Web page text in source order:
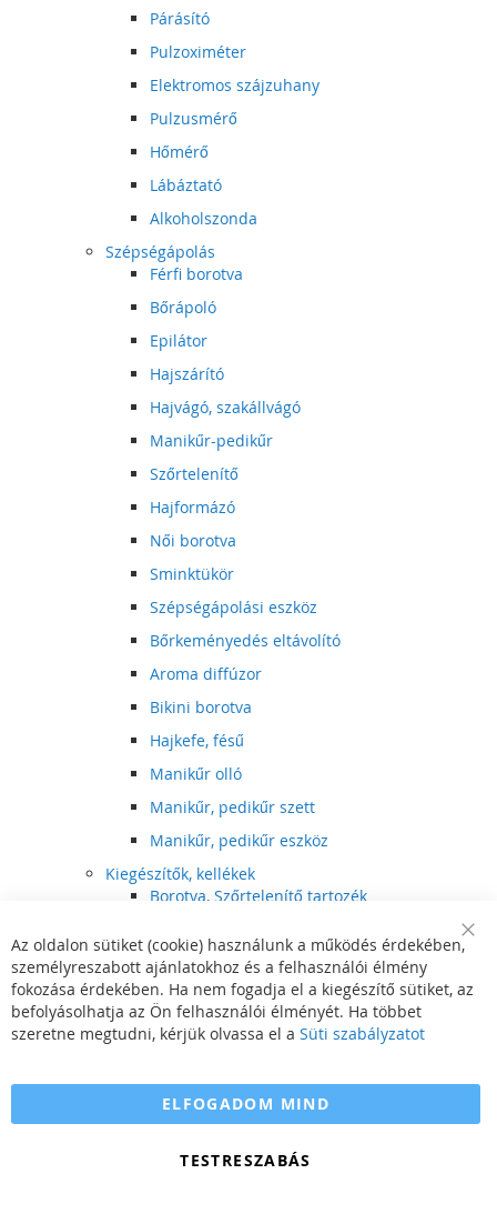
Párásító
Pulzoximéter
Elektromos szájzuhany
Pulzusmérő
Hőmérő
Lábáztató
Alkoholszonda
Szépségápolás
Férfi borotva
Bőrápoló
Epilátor
Hajszárító
Hajvágó, szakállvágó
Manikűr-pedikűr
Szőrtelenítő
Hajformázó
Női borotva
Sminktükör
Szépségápolási eszköz
Bőrkeményedés eltávolító
Aroma diffúzor
Bikini borotva
Hajkefe, fésű
Manikűr olló
Manikűr, pedikűr szett
Manikűr, pedikűr eszköz
Kiegészítők, kellékek
Borotva, Szőrtelenítő tartozék
Illóolaj
Szépségápolási kellék
Hajvágó tartozék
Egészségápolási kellék
Hajvágó kiegészítő
Szórakoztató elektronika
Bar
Az oldalon sütiket (cookie) használunk a működés érdekében,
személyreszabott ajánlatokhoz és a felhasználói élmény
fokozása érdekében. Ha nem fogadja el a kiegészítő sütiket, az
befolyásolhatja az Ön felhasználói élményét. Ha többet
szeretne megtudni, kérjük olvassa el a Süti szabályzatot
ELFOGADOM MIND
TESTRESZABÁS